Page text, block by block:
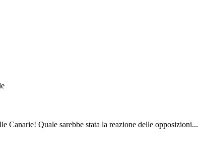
Canarie! Quale sarebbe stata la reazione delle opposizioni...